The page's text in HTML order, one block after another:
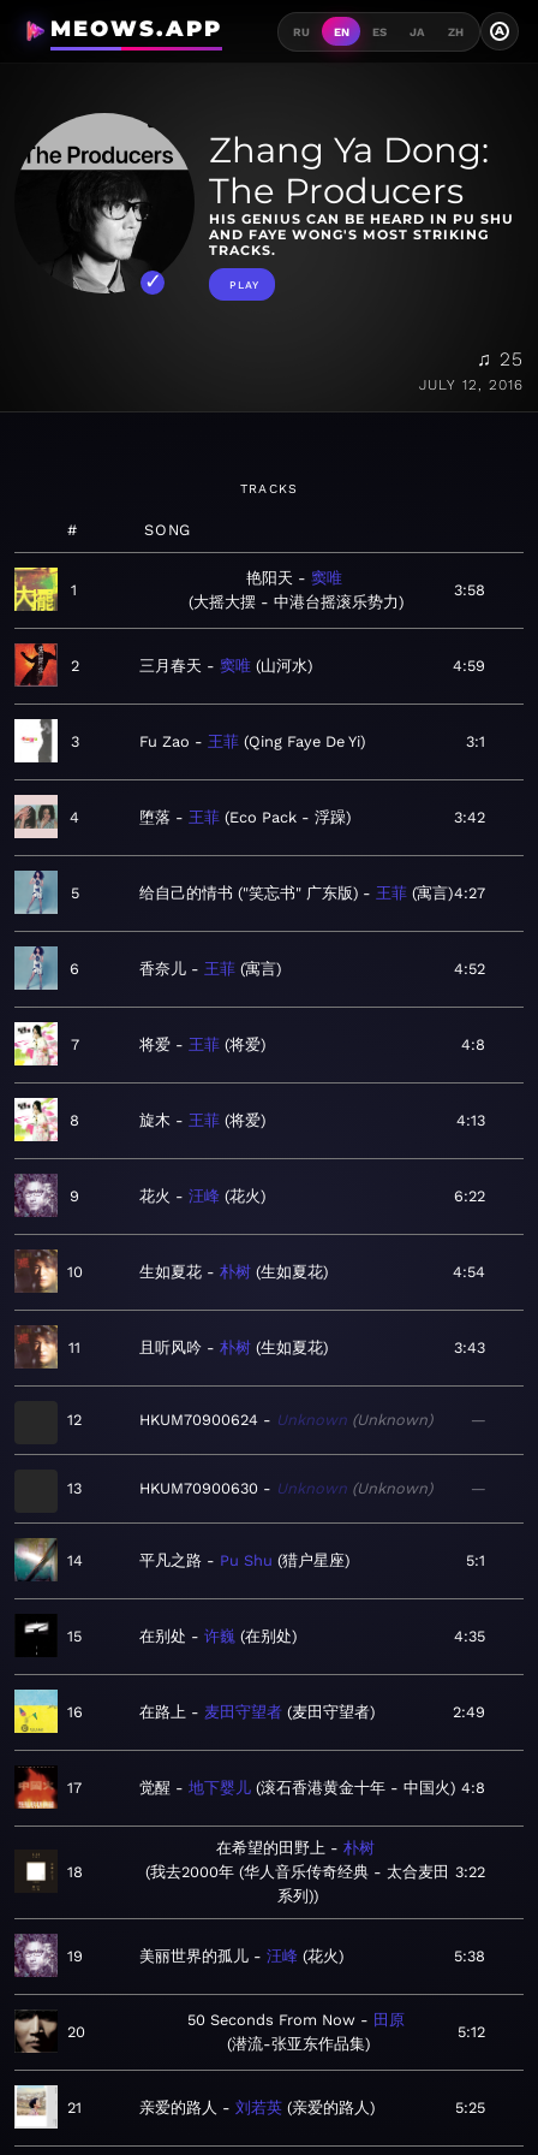
MEOWS.APP RU EN ES JA ZH A
Zhang Ya Dong:
The Producers
HIS GENIUS CAN BE HEARD IN PU SHU
AND FAYE WONG'S MOST STRIKING
TRACKS.
PLAY
♫ 25
JULY 12, 2016
TRACKS
# SONG
1
艳阳天
窦唯
大摇大摆 - 中港台摇滚乐势力
3:58
2 三月春天 窦唯 山河水 4:59
3 Fu Zao 王菲 Qing Faye De Yi 3:1
4 堕落 王菲 Eco Pack - 浮躁 3:42
5 给自己的情书 ("笑忘书" 广东版) 王菲 寓言 4:27
6 香奈儿 王菲 寓言 4:52
7 将爱 王菲 将爱 4:8
8 旋木 王菲 将爱 4:13
9 花火 汪峰 花火 6:22
10 生如夏花 朴树 生如夏花 4:54
11 且听风吟 朴树 生如夏花 3:43
12 HKUM70900624 Unknown Unknown —
13 HKUM70900630 Unknown Unknown —
14 平凡之路 Pu Shu 猎户星座 5:1
15 在别处 许巍 在别处 4:35
16 在路上 麦田守望者 麦田守望者 2:49
17 觉醒 地下婴儿 滚石香港黄金十年 - 中国火 4:8
18
在希望的田野上
朴树
我去2000年 (华人音乐传奇经典 - 太合麦田
系列)
3:22
19 美丽世界的孤儿 汪峰 花火 5:38
20
50 Seconds From Now
田原
潜流-张亚东作品集
5:12
21 亲爱的路人 刘若英 亲爱的路人 5:25